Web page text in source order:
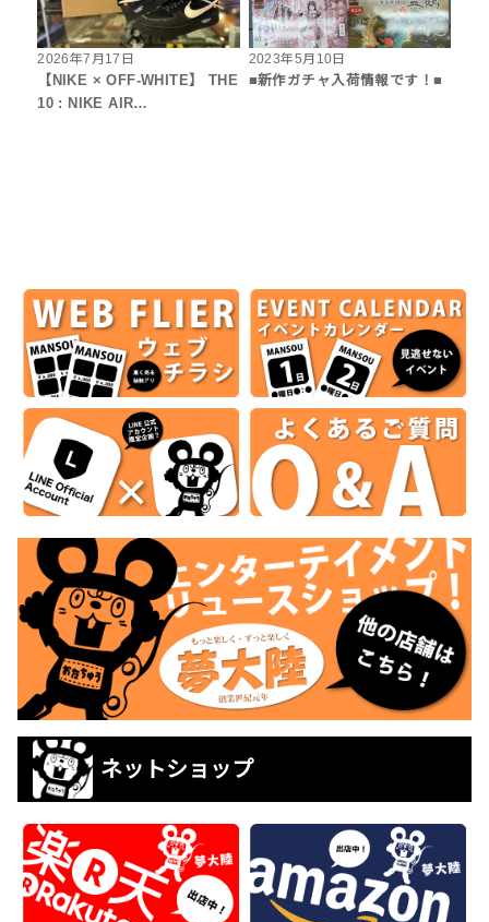
2026年7月17日
【NIKE × OFF-WHITE】 THE
10 : NIKE AIR…
2023年5月10日
■新作ガチャ入荷情報です！■
ネットショップ